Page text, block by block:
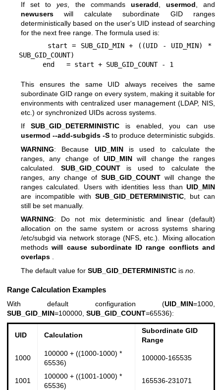
If set toyes , the commands useradd usermod , and
newusers will calculate subordinate GID ranges
deterministically based on the user's UID instead of searching
for the next free range. The formula used is:
SUB_GID_COUNT)
This ensures the same UID always receives the same
subordinate GID range on every system, making it suitable for
environments with centralized user management (LDAP, NIS,
etc.) or synchronized UIDs across systems.
If SUB_GID_DETERMINISTICis enabled, you can use
usermod --add-subgids -S to produce deterministic subgids.
WARNING: Because UID_MINis used to calculate the
ranges, any change of UID_MIN will change the ranges
calculated. SUB_GID_COUNTis used to calculate the
ranges, any change of SUB_GID_COUNT will change the
ranges calculated. Users with identities less than UID_MIN
are incompatible with SUB_GID_DETERMINISTIC , but can
still be set manually.
WARNING: Do not mix deterministic and linear (default)
allocation on the same system or across systems sharing
/etc/subgid via network storage (NFS, etc.). Mixing allocation
methodswill cause subordinate ID range conflicts and
overlaps .
The default value for SUB_GID_DETERMINISTIC is no
Range Calculation Examples
With default configuration (UID_MIN=1000,
SUB_GID_MIN=100000, SUB_GID_COUNT=65536):
UID Calculation
Subordinate GID
Range
1000
100000 + ((1000-1000) *
65536)
100000-165535
1001
100000 + ((1001-1000) *
65536)
165536-231071